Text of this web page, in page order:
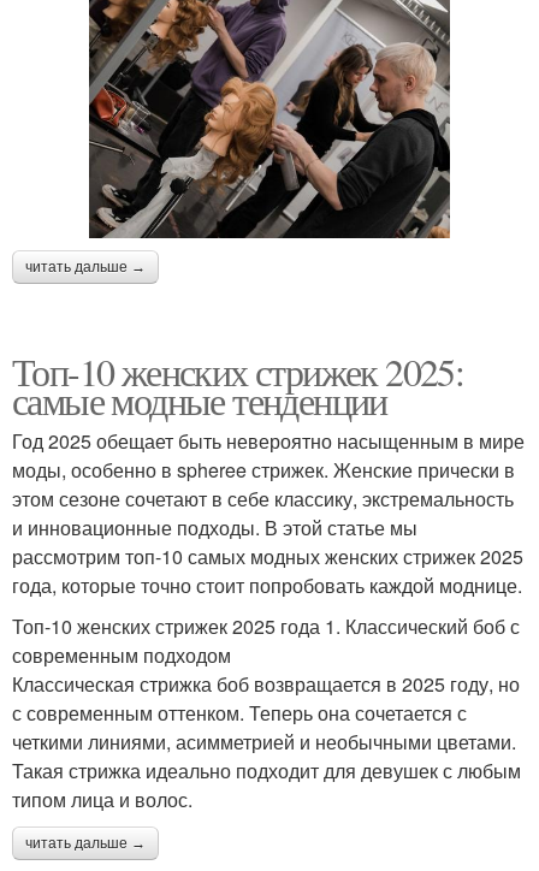
читать дальше →
Топ-10 женских стрижек 2025:
самые модные тенденции
Год 2025 обещает быть невероятно насыщенным в мире
моды, особенно в spheree стрижек. Женские прически в
этом сезоне сочетают в себе классику, экстремальность
и инновационные подходы. В этой статье мы
рассмотрим топ-10 самых модных женских стрижек 2025
года, которые точно стоит попробовать каждой моднице.
Топ-10 женских стрижек 2025 года 1. Классический боб с
современным подходом
Классическая стрижка боб возвращается в 2025 году, но
с современным оттенком. Теперь она сочетается с
четкими линиями, асимметрией и необычными цветами.
Такая стрижка идеально подходит для девушек с любым
типом лица и волос.
читать дальше →